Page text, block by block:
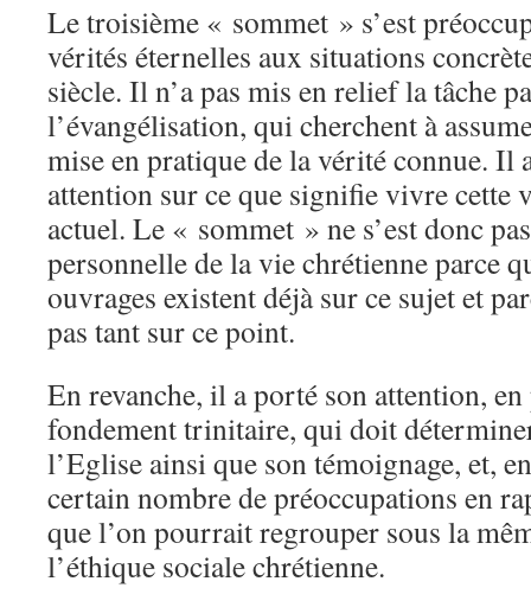
Le troisième « sommet » s’est
vérités éternelles aux situations
siècle. Il n’a pas mis en relief la tâche
l’évangélisation, qui cherchent à
mise en pratique de la vérité connue. Il
attention sur ce que signifie vivre cette
actuel. Le « sommet » ne s’est donc
personnelle de la vie chrétienne parce
ouvrages existent déjà sur ce sujet et
pas tant sur ce point.
En revanche, il a porté son attention,
fondement trinitaire, qui doit
l’Eglise ainsi que son témoignage, et,
certain nombre de préoccupations en
que l’on pourrait regrouper sous la
l’éthique sociale chrétienne.